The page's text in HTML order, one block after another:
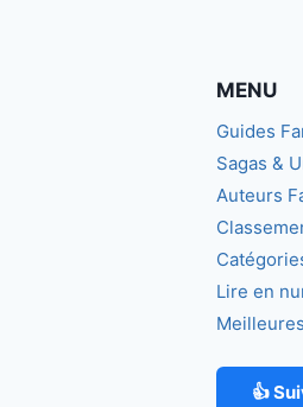
MENU
Guides
Sagas &
Auteurs
Lire en
👍